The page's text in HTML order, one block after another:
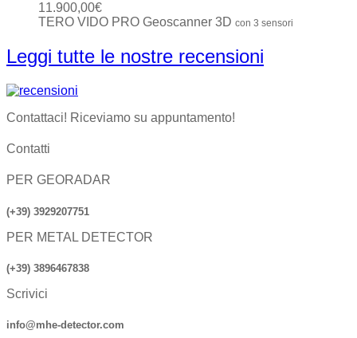
11.900,00€
TERO VIDO PRO Geoscanner 3D con 3 sensori
Leggi tutte le nostre recensioni
Contattaci! Riceviamo su appuntamento!
Contatti
PER GEORADAR
(+39) 3929207751
PER METAL DETECTOR
(+39) 3896467838
Scrivici
info@mhe-detector.com